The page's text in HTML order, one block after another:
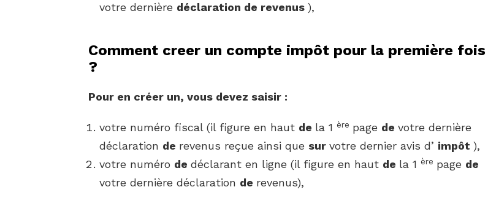
votre dernière déclaration de revenus ),
Comment creer un compte impôt pour la première fois
?
Pour en créer un, vous devez saisir :
votre numéro fiscal (il figure en haut de la 1 ère page de votre dernière
déclaration de revenus reçue ainsi que sur votre dernier avis d’ impôt ),
votre numéro de déclarant en ligne (il figure en haut de la 1 ère page de
votre dernière déclaration de revenus),